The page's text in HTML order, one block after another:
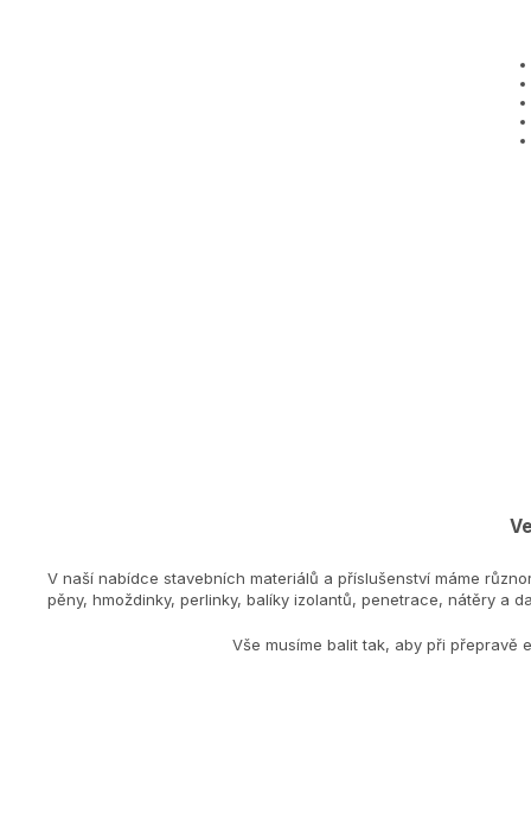
V naší nabídce stavebních materiálů a příslušenství máme
pěny, hmoždinky, perlinky, balíky izolantů, penetrace, nátěry a
Vše musíme balit tak, aby při přepravě